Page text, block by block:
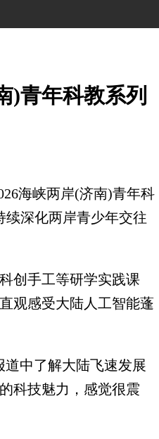
)青年科教系列
海峡两岸(济南)青年科
续深化两岸青少年交往
创手工等研学实践课
观感受大陆人工智能蓬
中了解大陆飞速发展
科技魅力，感觉很震